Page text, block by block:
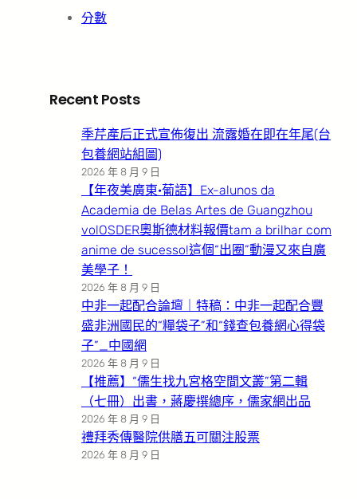
分數
Recent Posts
季芹產后正式宣佈復出 流露婚在即在年尾(台
包養網站組圖)
2026 年 8 月 9 日
【年夜美廣東·葡語】Ex-alunos da
Academia de Belas Artes de Guangzhou
volOSDER奧斯德材料報價tam a brilhar com
anime de sucesso!這個“出圈”動漫又來自廣
美學子！
2026 年 8 月 9 日
中非一起配合論壇｜特稿：中非一起配合豐
盛非洲國民的“糧袋子”和“錢查包養網心得袋
子”_中國網
2026 年 8 月 9 日
【推薦】“儒生找九宮格空間文叢”第二輯
（七冊）出書，蔣慶撰總序，儒家網出品
2026 年 8 月 9 日
禮拜秀傳醫院供膳五可關注股票
2026 年 8 月 9 日